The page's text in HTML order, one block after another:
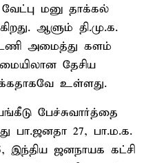
மனு தாக்கல்
ஆளும் தி.மு.க.
அமைத்து களம்
தேசிய
உள்ளது.
பேச்சுவார்த்தை
பா.ஜனதா 27, பா.ம.க.
இந்திய ஜனநாயக கட்சி